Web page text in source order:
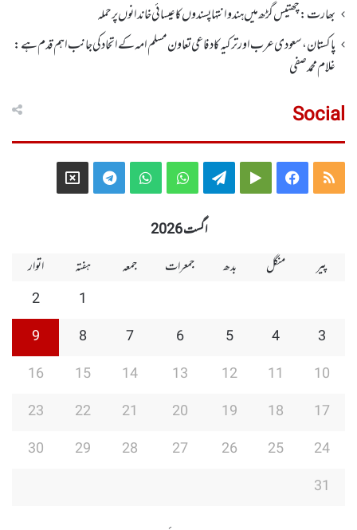
بھارت :چھتیس گڑھ میں ہندو انتہاپسندوں کا عیسائی خاندانوں پر حملہ
پاکستان، سعودی عرب اور ترکیہ کا دفاعی تعاون مسلم امہ کے اتحاد کی جانب اہم قدم ہے:
غلام محمد صفی
Social
RSS
Facebook
Google
Telegram
WhatsApp
WhatsApp
Telegram
X
اگست 2026
پیر
منگل بدھ جمعرات جمعہ ہفتہ
اتوار
1
2
3
4
5
6
7
8
9
10
11
12
13
14
15
16
17
18
19
20
21
22
23
24
25
26
27
28
29
30
31